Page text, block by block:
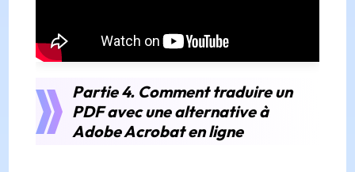
Partie 4. Comment traduire un
PDF avec une alternative à
Adobe Acrobat en ligne